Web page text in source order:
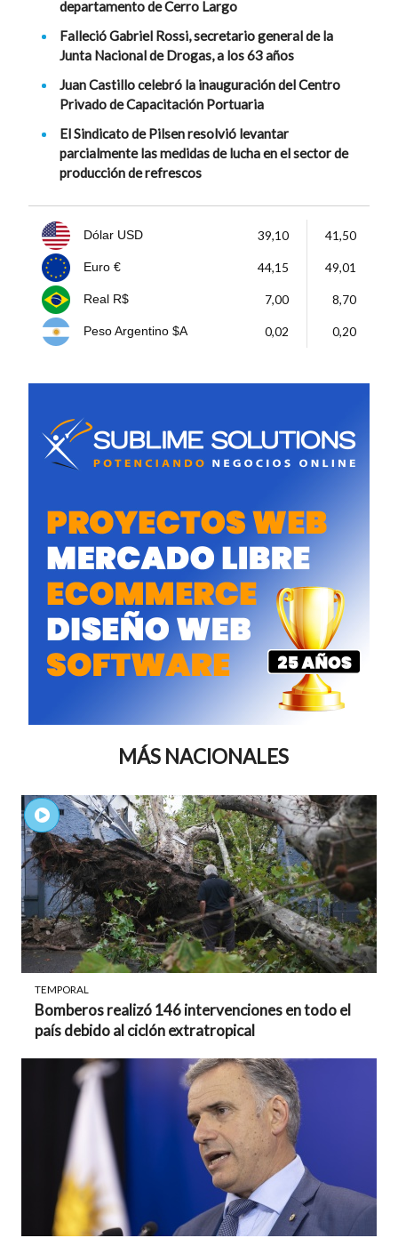
departamento de Cerro Largo
Falleció Gabriel Rossi, secretario general de la
Junta Nacional de Drogas, a los 63 años
Juan Castillo celebró la inauguración del Centro
Privado de Capacitación Portuaria
El Sindicato de Pilsen resolvió levantar
parcialmente las medidas de lucha en el sector de
producción de refrescos
Dólar USD 39,10 41,50
Euro € 44,15 49,01
Real R$ 7,00 8,70
Peso Argentino $A 0,02 0,20
MÁS NACIONALES
TEMPORAL
Bomberos realizó 146 intervenciones en todo el
país debido al ciclón extratropical